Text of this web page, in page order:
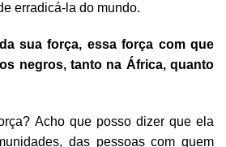
erradicá-la do mundo.
sua força, essa força com que
negros, tanto na África, quanto
Acho que posso dizer que ela
das pessoas com quem